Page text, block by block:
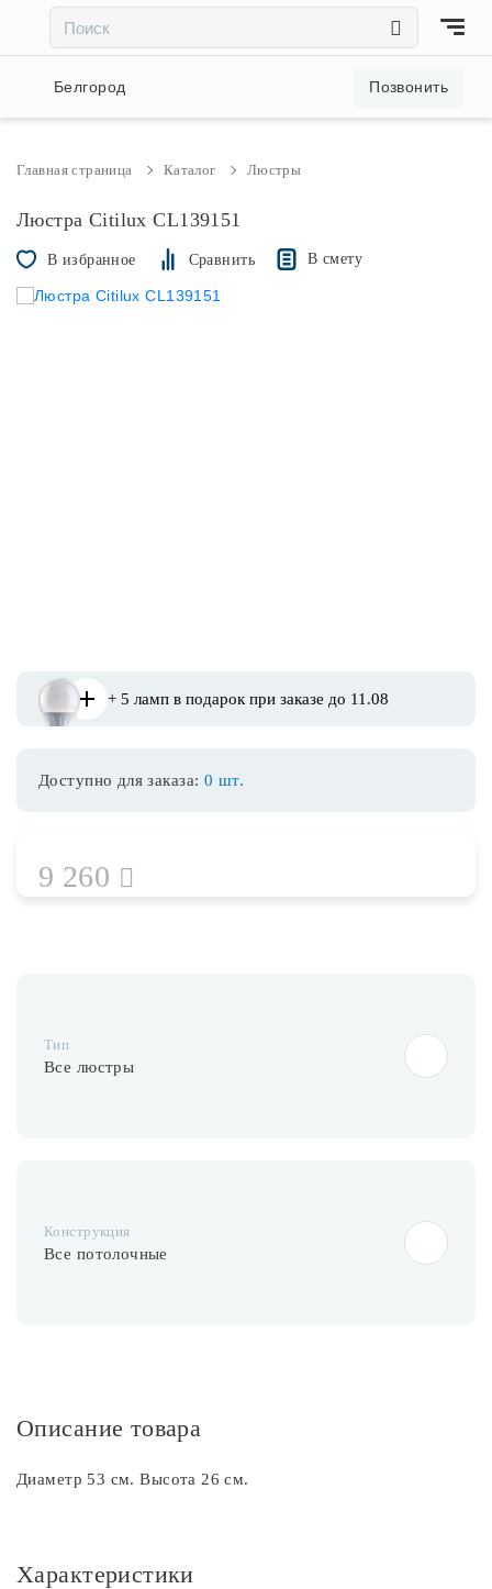
Акции и скидки
Светильники
Предметы интерьера
О нас
Белгород Позвонить
Главная страница Каталог Люстры
Люстра Citilux CL139151
В избранное Сравнить В смету
+ 5 ламп в подарок при заказе до 11.08
Доступно для заказа: 0 шт.
9 260
Тип
Все люстры
Конструкция
Все потолочные
Описание товара
Диаметр 53 см. Высота 26 см.
Характеристики
××